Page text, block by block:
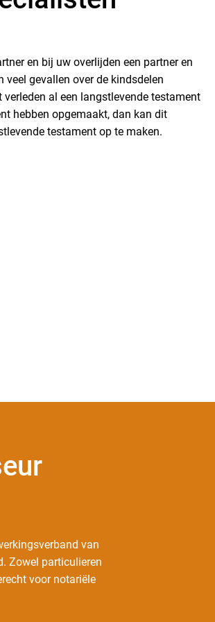
en bij uw overlijden een partner en
veel gevallen over de kindsdelen
al een langstlevende testament
hebben opgemaakt, dan kan dit
testament op te maken.
van
Zowel particulieren
voor notariële